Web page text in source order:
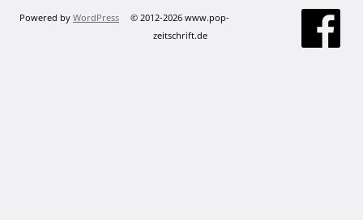
Powered by WordPress
© 2012-2026 www.pop-
zeitschrift.de